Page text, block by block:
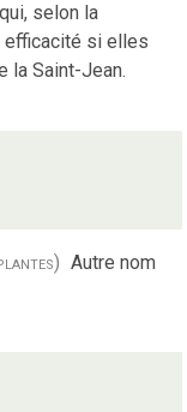
selon la
efficacité si elles
la Saint-Jean.
Autre nom